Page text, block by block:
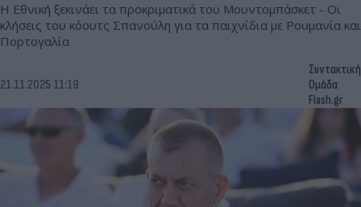
Η Εθνική ξεκινάει τα προκριματικά του Μουντομπάσκετ - Οι
κλήσεις του κόουτς Σπανούλη για τα παιχνίδια με Ρουμανία και
Πορτογαλία
21.11.2025 11:19
Συντακτική
Ομάδα
Flash.gr